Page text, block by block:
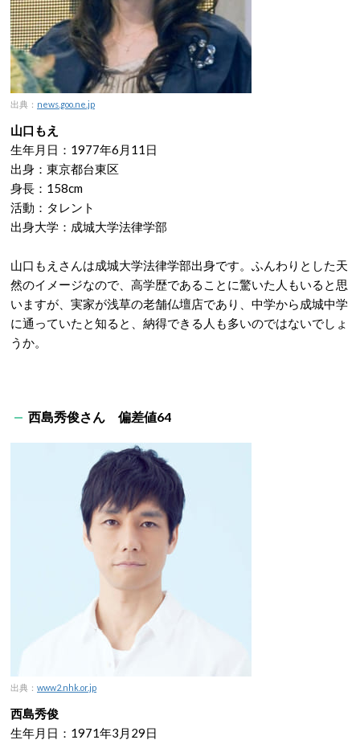
出典： news.goo.ne.jp
山口もえ
生年月日：1977年6月11日
出身：東京都台東区
身長：158cm
活動：タレント
出身大学：成城大学法律学部
山口もえさんは成城大学法律学部出身です。ふんわりとした天
然のイメージなので、高学歴であることに驚いた人もいると思
いますが、実家が浅草の老舗仏壇店であり、中学から成城中学
に通っていたと知ると、納得できる人も多いのではないでしょ
うか。
西島秀俊さん 偏差値64
出典： www2.nhk.or.jp
西島秀俊
生年月日：1971年3月29日